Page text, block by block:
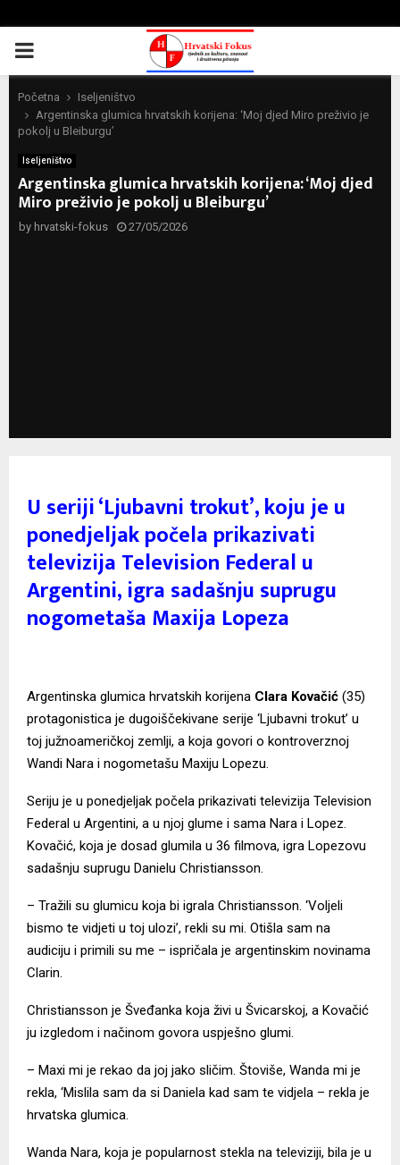
PRIMARY
MENU
Početna
Iseljeništvo
Argentinska glumica hrvatskih korijena: ‘Moj djed Miro preživio je
pokolj u Bleiburgu’
Iseljeništvo
Argentinska glumica hrvatskih korijena: ‘Moj djed
Miro preživio je pokolj u Bleiburgu’
by hrvatski-fokus 27/05/2026
U seriji ‘Ljubavni trokut’, koju je u
ponedjeljak počela prikazivati
televizija Television Federal u
Argentini, igra sadašnju suprugu
nogometaša Maxija Lopeza
Argentinska glumica hrvatskih korijena Clara Kovačić (35)
protagonistica je dugoiščekivane serije ‘Ljubavni trokut’ u
toj južnoameričkoj zemlji, a koja govori o kontroverznoj
Wandi Nara i nogometašu Maxiju Lopezu.
Seriju je u ponedjeljak počela prikazivati televizija Television
Federal u Argentini, a u njoj glume i sama Nara i Lopez.
Kovačić, koja je dosad glumila u 36 filmova, igra Lopezovu
sadašnju suprugu Danielu Christiansson.
– Tražili su glumicu koja bi igrala Christiansson. ‘Voljeli
bismo te vidjeti u toj ulozi’, rekli su mi. Otišla sam na
audiciju i primili su me – ispričala je argentinskim novinama
Clarin.
Christiansson je Šveđanka koja živi u Švicarskoj, a Kovačić
ju izgledom i načinom govora uspješno glumi.
– Maxi mi je rekao da joj jako sličim. Štoviše, Wanda mi je
rekla, ‘Mislila sam da si Daniela kad sam te vidjela – rekla je
hrvatska glumica.
Wanda Nara, koja je popularnost stekla na televiziji, bila je u